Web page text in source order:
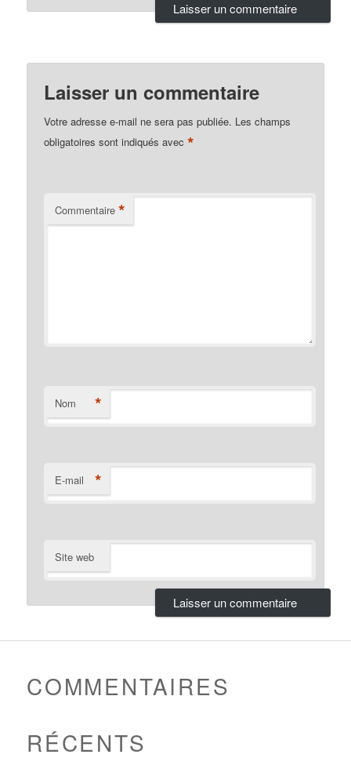
Laisser un commentaire
Votre adresse e-mail ne sera pas publiée. Les champs
obligatoires sont indiqués avec*
Commentaire *
Nom *
E-mail *
Site web
COMMENTAIRES
RÉCENTS